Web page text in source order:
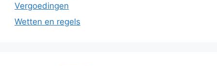
Vergoedingen
Wetten en regels